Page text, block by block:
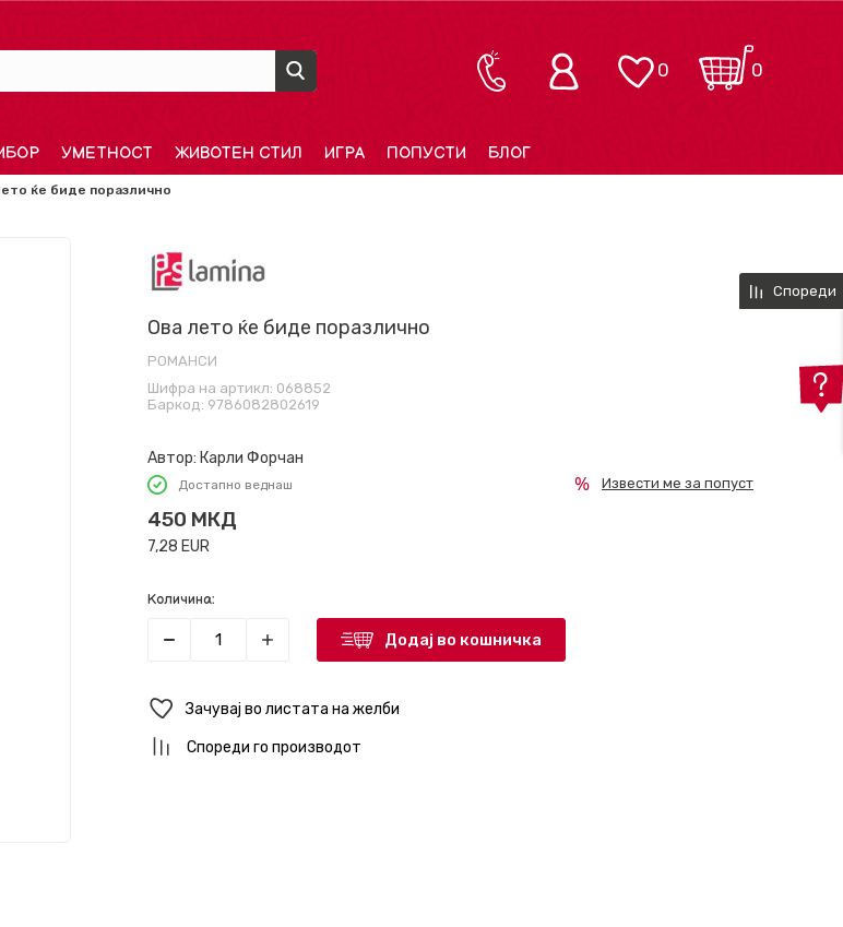
0
0
УМЕТНОСТ ЖИВОТЕН СТИЛ ИГРА ПОПУСТИ БЛОГ
ќе биде поразлично
Ова лето ќе биде поразлично
РОМАНСИ
Шифра на артикл: 068852
Баркод: 9786082802619
Автор: Карли Форчан
Достапно веднаш
450 МКД
7,28 EUR
Извести ме за попуст
Количина:
Додај во кошничка
Зачувај во листата на желби
Спореди го производот
Спореди